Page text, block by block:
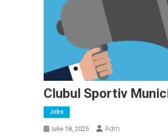
Clubul Sportiv
Jobs
Iulie 18, 2025 Adm